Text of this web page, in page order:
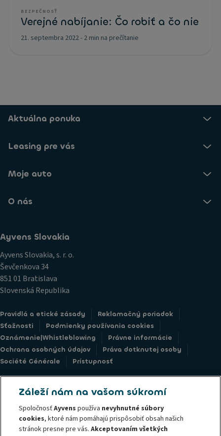
BEZPEČNOSŤ
Verejné nabíjanie: Čo robiť a čo nie
21. septembra 2022- 2 min na prečítanie
Aktuálna ponuka
Leasing pre vás
Moje auto
O nás
Ayvens Slovakia
Ayvens Slovakia, s. r. o.
Ševčenkova 34
851 01 Bratislava
Slovenská Republika
Pravidlá a etické zásady
Reklamačný poriadok
Sťažnosti
Podmienky používania cookies
Oznámenie|Whistleblowing
Právne informácie
Ochrana osobných údajov
Práva dotknutej osoby
Société Générale
Prístupnosť
© 2025 Ayvens Slovakia je súčasťou Ayvens Group, ktorá je novou
globálnou značkou a popredným globálnym hráčom v oblasti udržateľnej
Záleží nám na vašom súkromí
SpoločnosťAyvens používa nevyhnutné súbory
cookies, ktoré nám pomáhajú prispôsobiť obsah našich
stránok presne pre vás.Akceptovaním všetkých